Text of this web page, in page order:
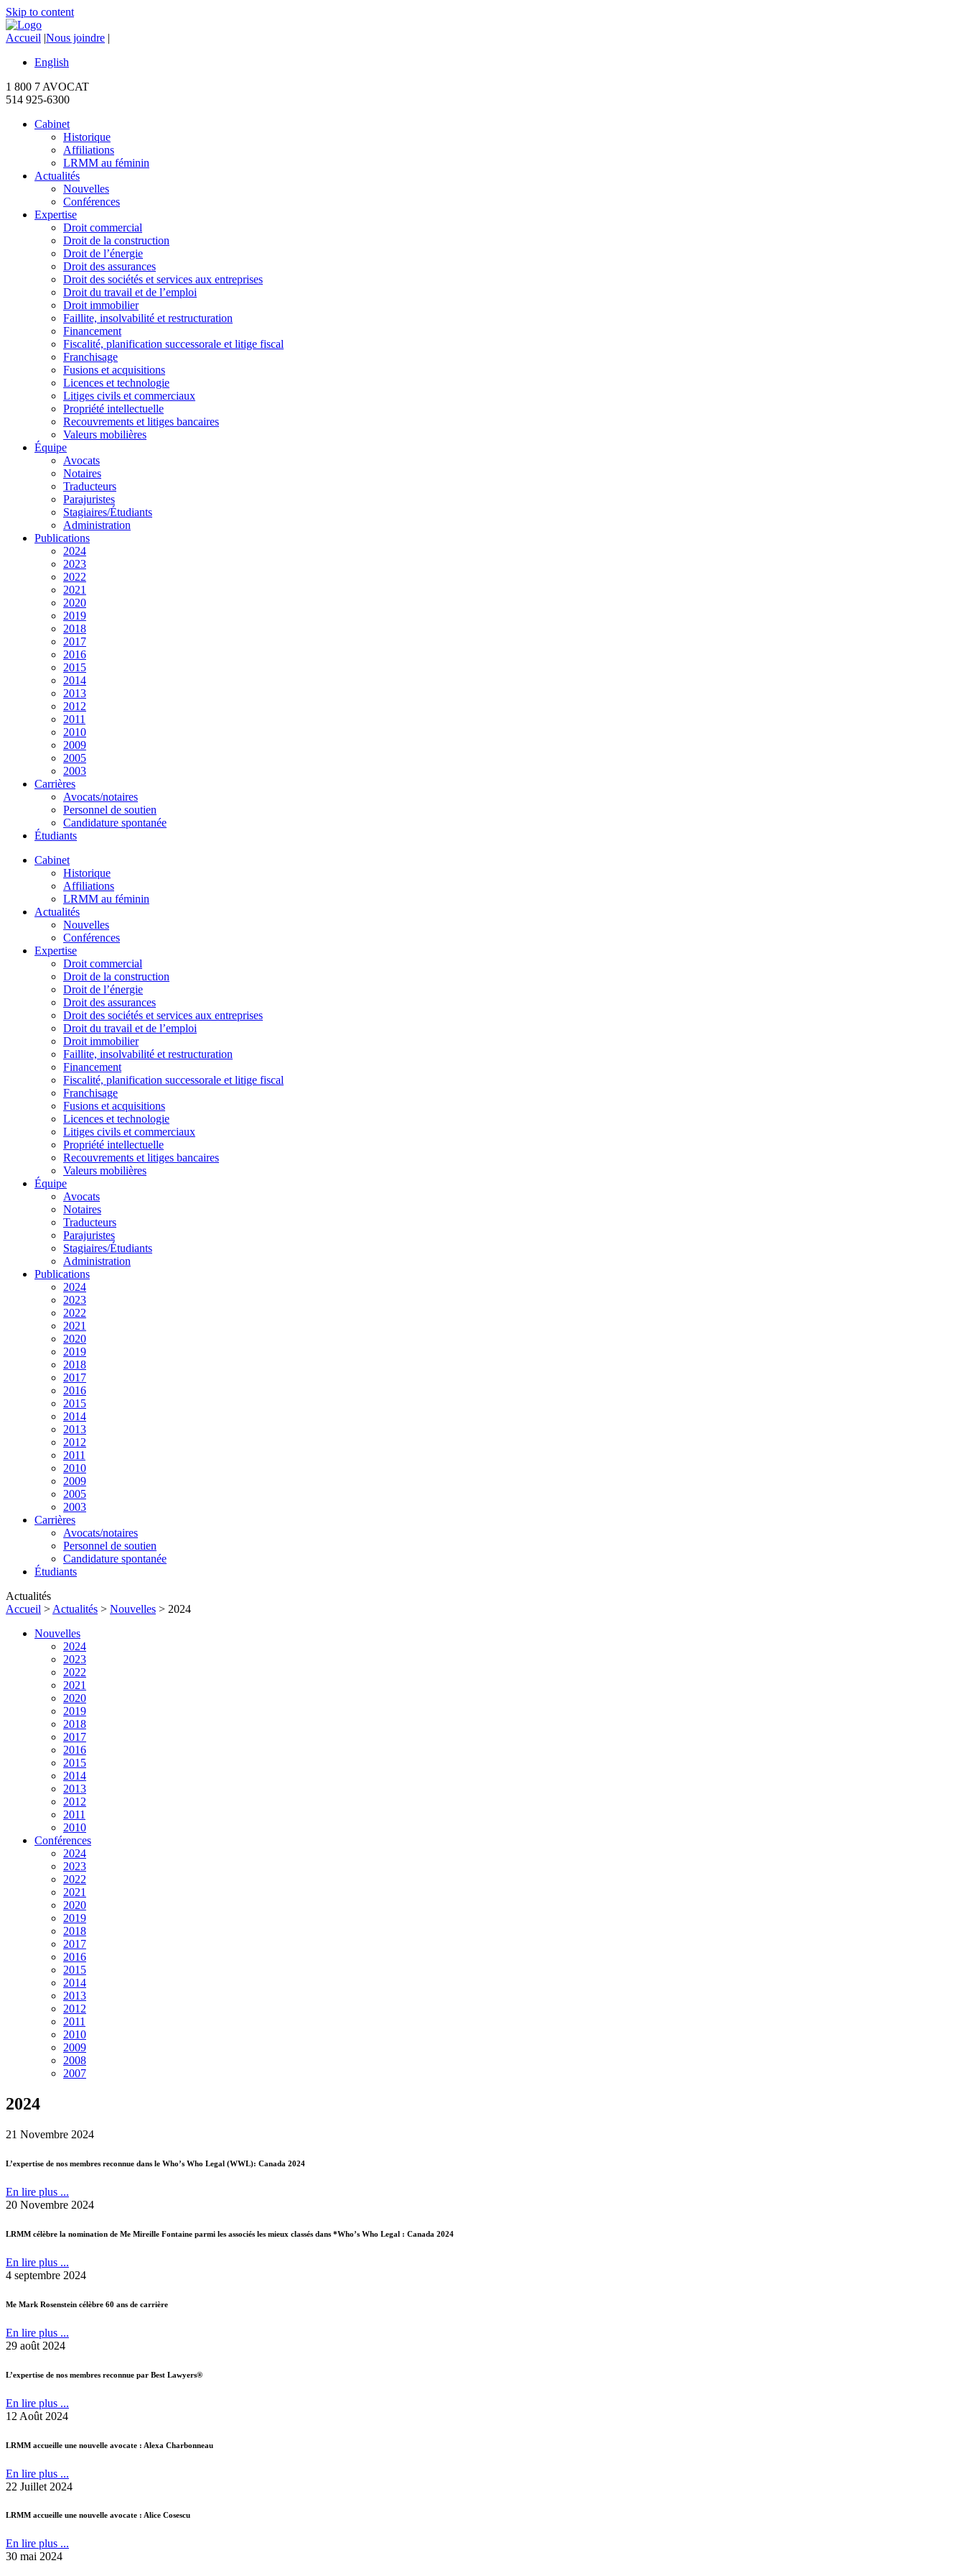
Skip to content
Accueil |Nous joindre |
English
1 800 7 AVOCAT
514 925-6300
Cabinet
Historique
Affiliations
LRMM au féminin
Actualités
Nouvelles
Conférences
Expertise
Droit commercial
Droit de la construction
Droit de l’énergie
Droit des assurances
Droit des sociétés et services aux entreprises
Droit du travail et de l’emploi
Droit immobilier
Faillite, insolvabilité et restructuration
Financement
Fiscalité, planification successorale et litige fiscal
Franchisage
Fusions et acquisitions
Licences et technologie
Litiges civils et commerciaux
Propriété intellectuelle
Recouvrements et litiges bancaires
Valeurs mobilières
Équipe
Avocats
Notaires
Traducteurs
Parajuristes
Stagiaires/Étudiants
Administration
Publications
2024
2023
2022
2021
2020
2019
2018
2017
2016
2015
2014
2013
2012
2011
2010
2009
2005
2003
Carrières
Avocats/notaires
Personnel de soutien
Candidature spontanée
Étudiants
Cabinet
Historique
Affiliations
LRMM au féminin
Actualités
Nouvelles
Conférences
Expertise
Droit commercial
Droit de la construction
Droit de l’énergie
Droit des assurances
Droit des sociétés et services aux entreprises
Droit du travail et de l’emploi
Droit immobilier
Faillite, insolvabilité et restructuration
Financement
Fiscalité, planification successorale et litige fiscal
Franchisage
Fusions et acquisitions
Licences et technologie
Litiges civils et commerciaux
Propriété intellectuelle
Recouvrements et litiges bancaires
Valeurs mobilières
Équipe
Avocats
Notaires
Traducteurs
Parajuristes
Stagiaires/Étudiants
Administration
Publications
2024
2023
2022
2021
2020
2019
2018
2017
2016
2015
2014
2013
2012
2011
2010
2009
2005
2003
Carrières
Avocats/notaires
Personnel de soutien
Candidature spontanée
Étudiants
Actualités
Accueil > Actualités > Nouvelles > 2024
Nouvelles
2024
2023
2022
2021
2020
2019
2018
2017
2016
2015
2014
2013
2012
2011
2010
Conférences
2024
2023
2022
2021
2020
2019
2018
2017
2016
2015
2014
2013
2012
2011
2010
2009
2008
2007
2024
21 Novembre 2024
L’expertise de nos membres reconnue dans le Who’s Who Legal (WWL): Canada 2024
En lire plus ...
20 Novembre 2024
LRMM célèbre la nomination de Me Mireille Fontaine parmi les associés les mieux classés dans *Who’s Who Legal : Canada 2024
En lire plus ...
4 septembre 2024
Me Mark Rosenstein célèbre 60 ans de carrière
En lire plus ...
29 août 2024
L’expertise de nos membres reconnue par Best Lawyers®
En lire plus ...
12 Août 2024
LRMM accueille une nouvelle avocate : Alexa Charbonneau
En lire plus ...
22 Juillet 2024
LRMM accueille une nouvelle avocate : Alice Cosescu
En lire plus ...
30 mai 2024